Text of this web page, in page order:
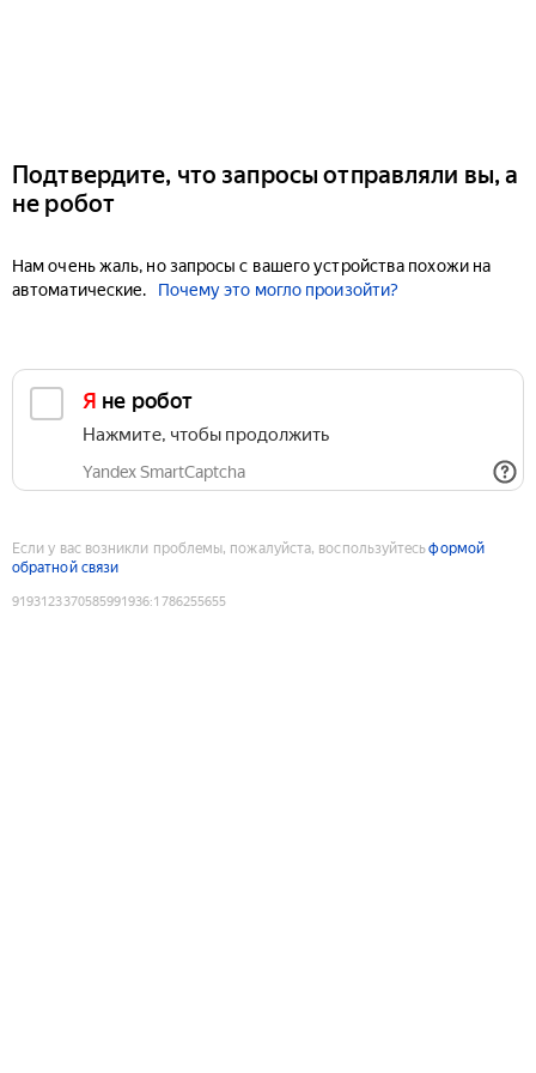
Подтвердите, что запросы отправляли вы, а
не робот
Нам очень жаль, но запросы с вашего устройства похожи на
автоматические.
Почему это могло произойти?
Я не робот
Нажмите, чтобы продолжить
Yandex SmartCaptcha
Если у вас возникли проблемы, пожалуйста, воспользуйтесьформой
обратной связи
9193123370585991936:1786255655